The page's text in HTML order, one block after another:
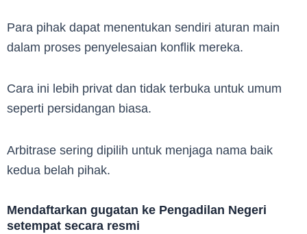
Para pihak dapat menentukan sendiri aturan main
dalam proses penyelesaian konflik mereka.
Cara ini lebih privat dan tidak terbuka untuk umum
seperti persidangan biasa.
Arbitrase sering dipilih untuk menjaga nama baik
kedua belah pihak.
Mendaftarkan gugatan ke Pengadilan Negeri
setempat secara resmi